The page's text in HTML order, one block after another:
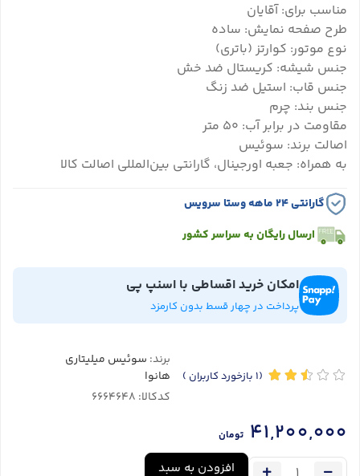
مناسب برای: آقایان
طرح صفحه نمایش: ساده
نوع موتور: کوارتز (باتری)
جنس شیشه: کریستال ضد خش
جنس قاب: استیل ضد زنگ
جنس بند: چرم
مقاومت در برابر آب: 50 متر
اصالت برند: سوئیس
به همراه: جعبه اورجینال، گارانتی بین‌المللی اصالت کالا
گارانتی ۲۴ ماهه وستا سرویس
ارسال رایگان به سراسر کشور
امکان خرید اقساطی با اسنپ پی
پرداخت در چهار قسط بدون کارمزد
(1 بازخورد کاربران )
برند: سوئیس میلیتاری
هانوا
کدکالا:
41,200,000 تومان
افزودن به سبد